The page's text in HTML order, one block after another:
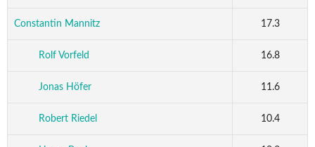
Constantin Mannitz 17.3
Rolf Vorfeld 16.8
Jonas Höfer 11.6
Robert Riedel 10.4